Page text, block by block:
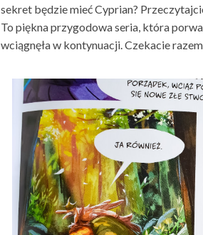
sekret będzie mieć Cyprian?
To piękna przygodowa seria, która
wciągnęła w kontynuacji. Czekacie